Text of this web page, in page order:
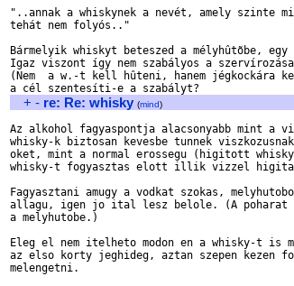
"..annak a whiskynek a nevét, amely szinte
tehát nem folyós.."
Bármelyik whiskyt beteszed a mélyhûtõbe,
Igaz viszont így nem szabályos a
(Nem  a w.-t kell hûteni, hanem jégkockára
+ - re: Re: whisky (mind)
Az alkohol fagyaspontja alacsonyabb mint a
whisky-k biztosan kevesbe tunnek
oket, mint a normal erossegu (higitott
whisky-t fogyasztas elott illik vizzel
Fagyasztani amugy a vodkat szokas,
allagu, igen jo ital lesz belole. (A poharat
a melyhutobe.)
Eleg el nem itelheto modon en a whisky-t is
az elso korty jeghideg, aztan szepen kezen
melengetni.